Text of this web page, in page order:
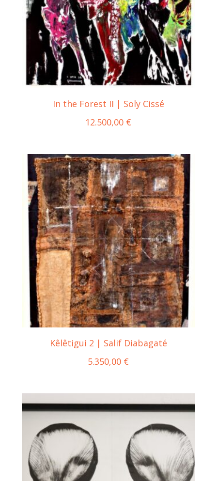
In the Forest II | Soly Cissé
12.500,00 €
Kêlêtigui 2 | Salif Diabagaté
5.350,00 €